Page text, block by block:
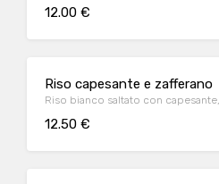
12.00 €
Riso capesante e zafferano
Riso bianco saltato con
12.50 €